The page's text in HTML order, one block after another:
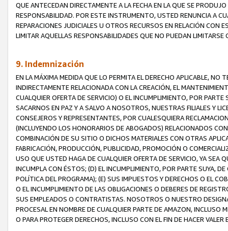
QUE ANTECEDAN DIRECTAMENTE A LA FECHA EN LA QUE SE
RESPONSABILIDAD. POR ESTE INSTRUMENTO, USTED RENUNCIA A
REPARACIONES JUDICIALES U OTROS RECURSOS EN RELACIÓN CON
LIMITAR AQUELLAS RESPONSABILIDADES QUE NO PUEDAN LIMITARSE
9. Indemnización
EN LA MÁXIMA MEDIDA QUE LO PERMITA EL DERECHO APLICABLE,
INDIRECTAMENTE RELACIONADA CON LA CREACIÓN, EL
CUALQUIER OFERTA DE SERVICIO) O EL INCUMPLIMIENTO, POR
SACARNOS EN PAZ Y A SALVO A NOSOTROS, NUESTRAS FILIALES Y
CONSEJEROS Y REPRESENTANTES, POR CUALESQUIERA
(INCLUYENDO LOS HONORARIOS DE ABOGADOS) RELACIONADOS
COMBINACIÓN DE SU SITIO O DICHOS MATERIALES CON OTRAS
FABRICACIÓN, PRODUCCIÓN, PUBLICIDAD, PROMOCIÓN O
USO QUE USTED HAGA DE CUALQUIER OFERTA DE SERVICIO, YA SEA
INCUMPLA CON ÉSTOS; (D) EL INCUMPLIMIENTO, POR PARTE SUYA,
POLÍTICA DEL PROGRAMA); (E) SUS IMPUESTOS Y DERECHOS O EL
O EL INCUMPLIMIENTO DE LAS OBLIGACIONES O DEBERES DE
SUS EMPLEADOS O CONTRATISTAS. NOSOTROS O NUESTRO
PROCESAL EN NOMBRE DE CUALQUIER PARTE DE AMAZON, INCLUSO
O PARA PROTEGER DERECHOS, INCLUSO CON EL FIN DE HACER VALER